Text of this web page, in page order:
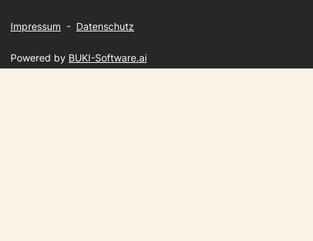
Impressum - Datenschutz
Powered by BUKI-Software.ai